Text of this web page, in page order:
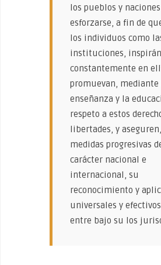
los pueblos y
esforzarse, a fin de
los individuos como
instituciones,
constantemente en
promuevan, mediante
enseñanza y la
respeto a estos
libertades, y
medidas progresivas
carácter nacional e
internacional, su
reconocimiento y
universales y
entre bajo su los